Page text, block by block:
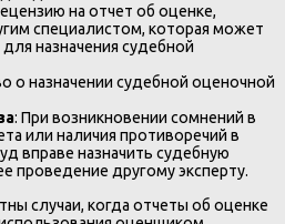
на отчет об оценке,
специалистом, которая может
назначения судебной
о назначении судебной оценочной
: При возникновении сомнений в
или наличия противоречий в
вправе назначить судебную
проведение другому эксперту.
случаи, когда отчеты об оценке